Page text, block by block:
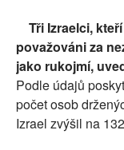
Tři Izraelci,
považováni za
jako rukojmí,
Podle údajů
počet osob
Izrael zvýšil na